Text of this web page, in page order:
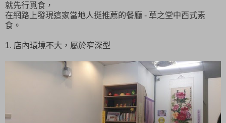
就先行覓食，
在網路上發現這家當地人挺推薦的餐廳 - 草之堂中西式素
食。
1. 店內環境不大，屬於窄深型